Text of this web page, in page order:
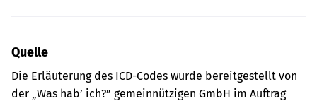
Quelle
Die Erläuterung des ICD-Codes wurde bereitgestellt von
der „Was hab’ ich?” gemeinnützigen GmbH im Auftrag